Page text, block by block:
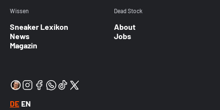
Wissen
Sneaker Lexikon
News
Magazin
Dead Stock
About
Jobs
DE EN